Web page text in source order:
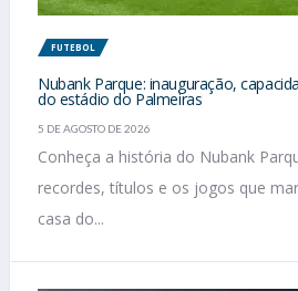
FUTEBOL
Nubank Parque: inauguração,
do estádio do Palmeiras
5 DE AGOSTO DE 2026
Conheça a história do Nubank
recordes, títulos e os jogos que
casa do...